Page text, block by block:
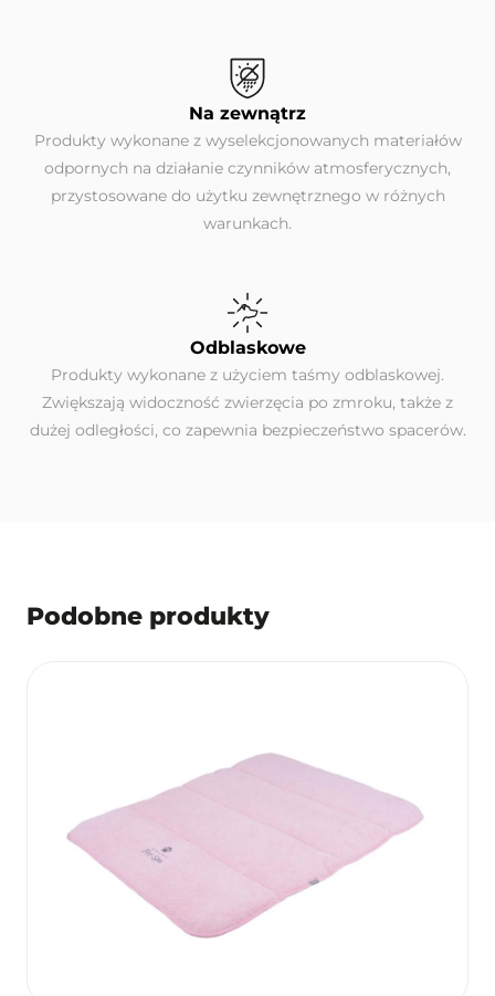
Na zewnątrz
Produkty wykonane z wyselekcjonowanych materiałów
odpornych na działanie czynników atmosferycznych,
przystosowane do użytku zewnętrznego w różnych
warunkach.
Odblaskowe
Produkty wykonane z użyciem taśmy odblaskowej.
Zwiększają widoczność zwierzęcia po zmroku, także z
dużej odległości, co zapewnia bezpieczeństwo spacerów.
Podobne produkty